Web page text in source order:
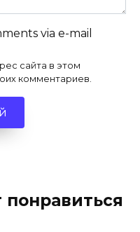
via e-mail
сайта в этом
комментариев.